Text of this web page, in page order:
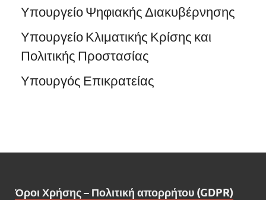
Υπουργείο Ψηφιακής Διακυβέρνησης
Υπουργείο Κλιματικής Κρίσης και
Πολιτικής Προστασίας
Υπουργός Επικρατείας
Όροι Χρήσης – Πολιτική απορρήτου (GDPR)